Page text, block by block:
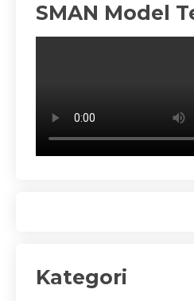
SMAN Model
Kategori